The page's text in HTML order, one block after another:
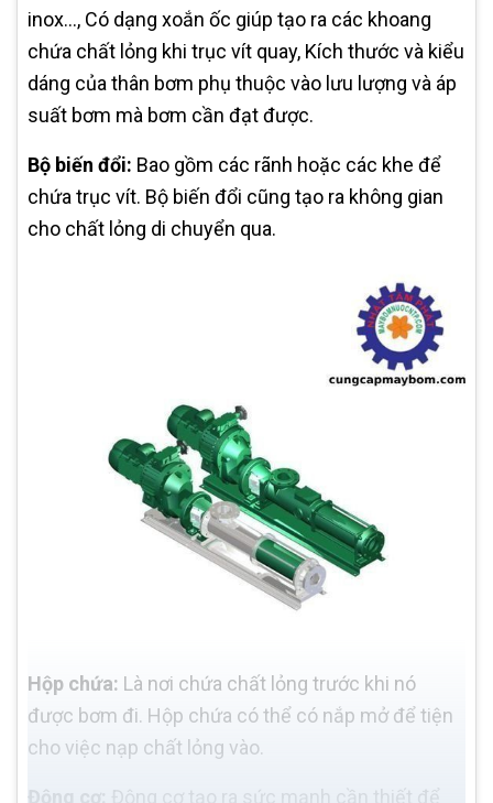
inox..., Có dạng xoắn ốc giúp tạo ra các khoang
chứa chất lỏng khi trục vít quay, Kích thước và kiểu
dáng của thân bơm phụ thuộc vào lưu lượng và áp
suất bơm mà bơm cần đạt được.
Bộ biến đổi: Bao gồm các rãnh hoặc các khe để
chứa trục vít. Bộ biến đổi cũng tạo ra không gian
cho chất lỏng di chuyển qua.
Hộp chứa: Là nơi chứa chất lỏng trước khi nó
được bơm đi. Hộp chứa có thể có nắp mở để tiện
cho việc nạp chất lỏng vào.
Động cơ: Động cơ tạo ra sức mạnh cần thiết để